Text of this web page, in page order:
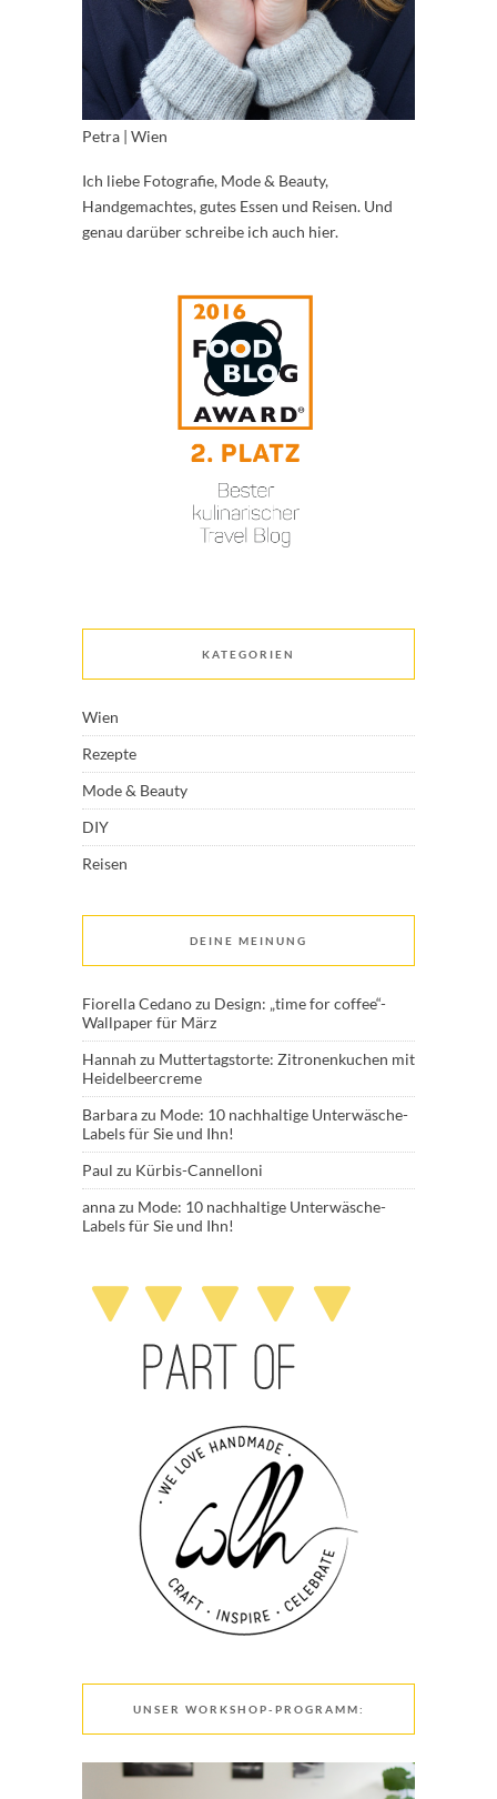
Petra | Wien
Ich liebe Fotografie, Mode & Beauty,
Handgemachtes, gutes Essen und Reisen. Und
genau darüber schreibe ich auch hier.
KATEGORIEN
Wien
Rezepte
Mode & Beauty
DIY
Reisen
DEINE MEINUNG
Fiorella Cedanozu Design: „time for coffee“-
Wallpaper für März
Hannah zu Muttertagstorte: Zitronenkuchen mit
Heidelbeercreme
Barbarazu Mode: 10 nachhaltige Unterwäsche-
Labels für Sie und Ihn!
Paul zu Kürbis-Cannelloni
annazu Mode: 10 nachhaltige Unterwäsche-
Labels für Sie und Ihn!
UNSER WORKSHOP-PROGRAMM: